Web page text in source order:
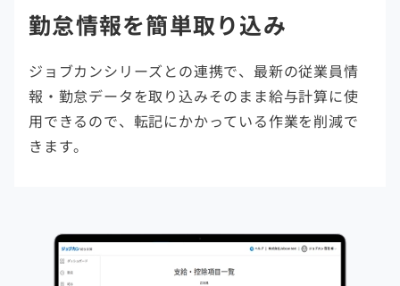
勤怠情報を簡単取り込み
ジョブカンシリーズとの連携で、最新の従業員情
報・勤怠データを取り込みそのまま給与計算に使
用できるので、転記にかかっている作業を削減で
きます。